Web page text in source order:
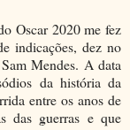
Oscar 2020 me fez
indicações, dez no
Mendes. A data
da história da
entre os anos de
das guerras e que